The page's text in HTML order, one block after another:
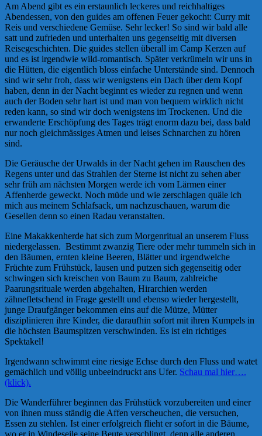
Am Abend gibt es ein erstaunlich leckeres und reichhaltiges
Abendessen, von den guides am offenen Feuer gekocht: Curry mit
Reis und verschiedene Gemüse. Sehr lecker! So sind wir bald alle
satt und zufrieden und unterhalten uns gegenseitig mit diversen
Reisegeschichten. Die guides stellen überall im Camp Kerzen auf
und es ist irgendwie wild-romantisch. Später verkrümeln wir uns in
die Hütten, die eigentlich bloss einfache Unterstände sind. Dennoch
sind wir sehr froh, dass wir wenigstens ein Dach über dem Kopf
haben, denn in der Nacht beginnt es wieder zu regnen und wenn
auch der Boden sehr hart ist und man von bequem wirklich nicht
reden kann, so sind wir doch wenigstens im Trockenen. Und die
erwanderte Erschöpfung des Tages trägt enorm dazu bei, dass bald
nur noch gleichmässiges Atmen und leises Schnarchen zu hören
sind.
Die Geräusche der Urwalds in der Nacht gehen im Rauschen des
Regens unter und das Strahlen der Sterne ist nicht zu sehen aber
sehr früh am nächsten Morgen werde ich vom Lärmen einer
Affenherde geweckt. Noch müde und wie zerschlagen quäle ich
mich aus meinem Schlafsack, um nachzuschauen, warum die
Gesellen denn so einen Radau veranstalten.
Eine Makakkenherde hat sich zum Morgenritual an unserem Fluss
niedergelassen. Bestimmt zwanzig Tiere oder mehr tummeln sich in
den Bäumen, ernten kleine Beeren, Blätter und irgendwelche
Früchte zum Frühstück, lausen und putzen sich gegenseitig oder
schwingen sich kreischen von Baum zu Baum, zahlreiche
Paarungsrituale werden abgehalten, Hirarchien werden
zähnefletschend in Frage gestellt und ebenso wieder hergestellt,
junge Draufgänger bekommen eins auf die Mütze, Mütter
disziplinieren ihre Kinder, die daraufhin sofort mit ihren Kumpels in
die höchsten Baumspitzen verschwinden. Es ist ein richtiges
Spektakel!
Irgendwann schwimmt eine riesige Echse durch den Fluss und watet
gemächlich und völlig unbeeindruckt ans Ufer. Schau mal hier….
(klick).
Die Wanderführer beginnen das Frühstück vorzubereiten und einer
von ihnen muss ständig die Affen verscheuchen, die versuchen,
Essen zu stehlen. Ist einer erfolgreich flieht er sofort in die Bäume,
wo er in Windeseile seine Beute verschlingt, denn alle anderen